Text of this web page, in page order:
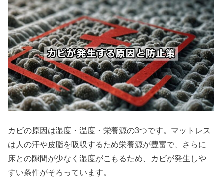
カビの原因は湿度・温度・栄養源の3つです。マットレス
は人の汗や皮脂を吸収するため栄養源が豊富で、さらに
床との隙間が少なく湿度がこもるため、カビが発生しや
すい条件がそろっています。